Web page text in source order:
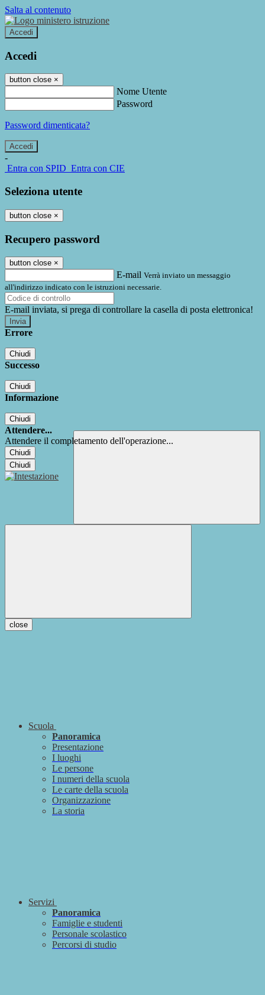
Salta al contenuto
Accedi
Accedi
button close ×
Nome Utente
Password
Password dimenticata?
-
Entra con SPID Entra con CIE
Seleziona utente
button close ×
Recupero password
button close ×
E-mail Verrà inviato un messaggio
all'indirizzo indicato con le istruzioni necessarie.
E-mail inviata, si prega di controllare la casella di posta elettronica!
Errore
Chiudi
Successo
Chiudi
Informazione
Chiudi
Attendere...
Attendere il completamento dell'operazione...
Chiudi
Chiudi
close
Scuola
Panoramica
Presentazione
I luoghi
Le persone
I numeri della scuola
Le carte della scuola
Organizzazione
La storia
Servizi
Panoramica
Famiglie e studenti
Personale scolastico
Percorsi di studio